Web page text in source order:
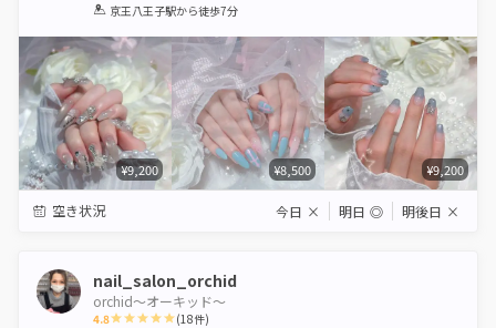
1 2 3 4 5
京王八王子駅から徒歩7分
¥9,200 ¥8,500 ¥9,200
空き状況 今日 × 明日 ◎ 明後日 ×
nail_salon_orchid
orchid～オーキッド～
4.8 (18件)